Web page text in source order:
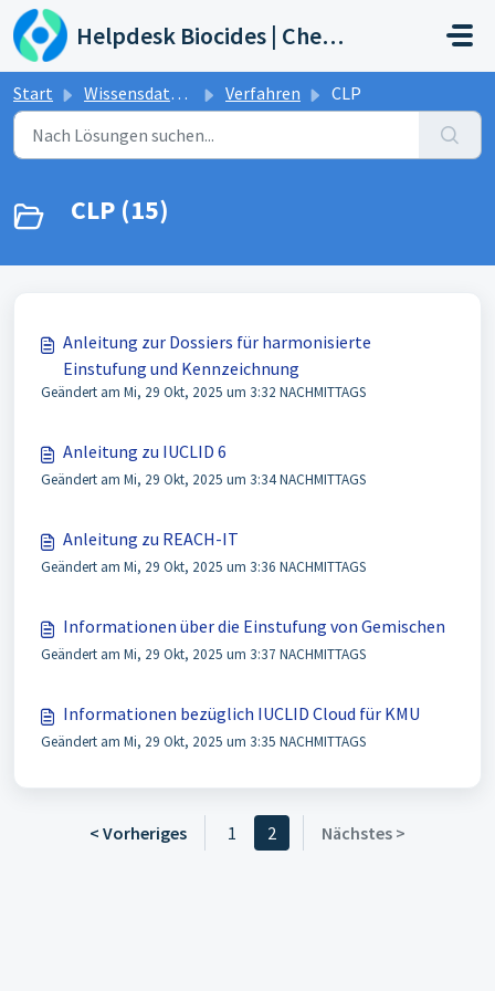
Zum hauptsächlichen Inhalt gehen
Helpdesk Biocides | Chemicals | Products
Start Wissensdatenbank Verfahren CLP
CLP (15)
Anleitung zur Dossiers für harmonisierte
Einstufung und Kennzeichnung
Geändert am Mi, 29 Okt, 2025 um 3:32 NACHMITTAGS
Anleitung zu IUCLID 6
Geändert am Mi, 29 Okt, 2025 um 3:34 NACHMITTAGS
Anleitung zu REACH-IT
Geändert am Mi, 29 Okt, 2025 um 3:36 NACHMITTAGS
Informationen über die Einstufung von Gemischen
Geändert am Mi, 29 Okt, 2025 um 3:37 NACHMITTAGS
Informationen bezüglich IUCLID Cloud für KMU
Geändert am Mi, 29 Okt, 2025 um 3:35 NACHMITTAGS
< Vorheriges 1 2 Nächstes >